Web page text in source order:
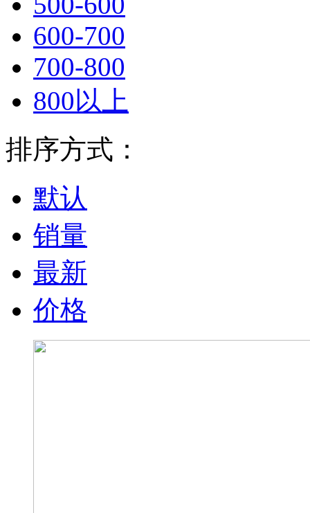
600-700
700-800
800以上
排序方式：
默认
销量
最新
价格